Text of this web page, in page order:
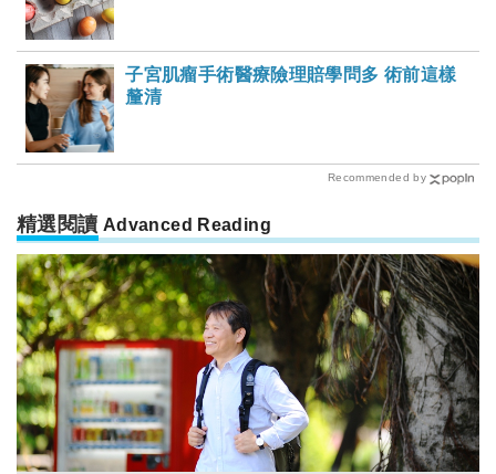
子宮肌瘤手術醫療險理賠學問多 術前這樣
釐清
Recommended by
精選閱讀 Advanced Reading